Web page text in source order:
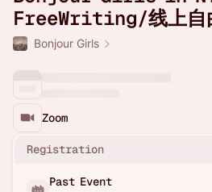
FreeWriting/线上自
Bonjour Girls
Zoom
Registration
Past Event